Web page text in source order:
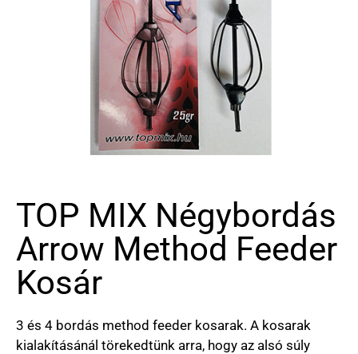
TOP MIX Négybordás
Arrow Method Feeder
Kosár
3 és 4 bordás method feeder kosarak. A kosarak
kialakításánál törekedtünk arra, hogy az alsó súly